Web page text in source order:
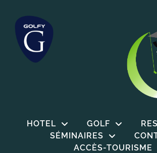
HOTEL GOLF
SÉMINAIRES
ACCÈS-TOURISME